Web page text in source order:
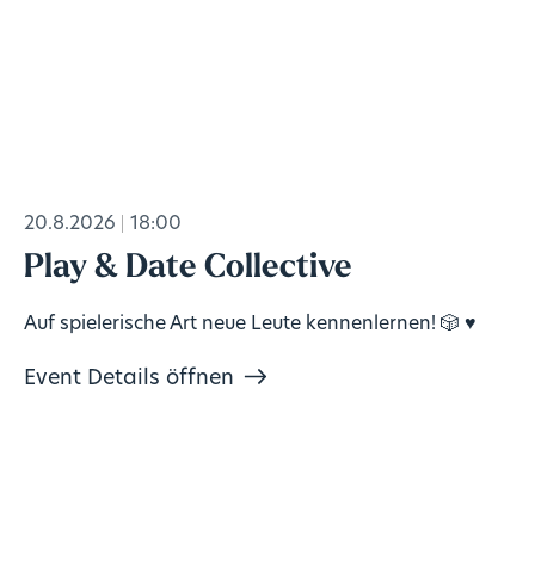
20.8.2026 18:00
Play & Date Collective
Auf spielerische Art neue Leute kennenlernen! 🎲 ♥️
Event Details öffnen